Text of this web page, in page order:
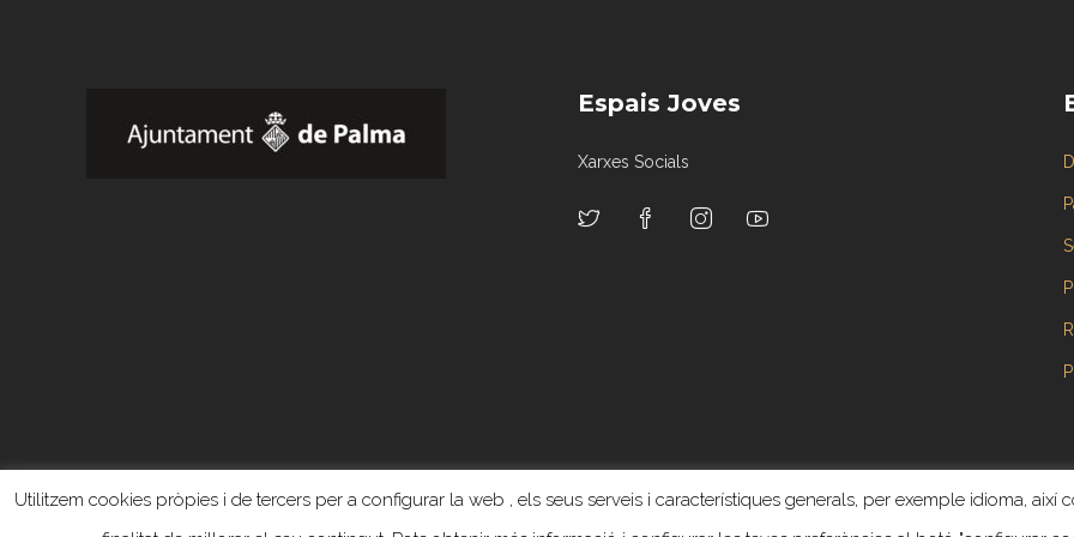
Espais Joves
Xarxes Socials
Utilitzem cookies pròpies i de tercers per a configurar la web , els seus serveis i característiques generals, per exemple idioma,